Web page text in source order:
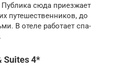
Публика сюда приезжает
путешественников, до
В отеле работает спа-
Suites 4*